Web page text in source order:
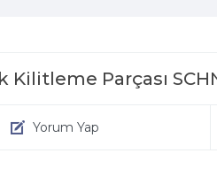
Parçası
Yorum Yap